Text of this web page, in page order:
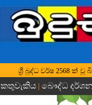
ශ්‍රී බුද්ධ වර්ෂ 2568 ක් වූ
කතුවැකිය| බෞද්ධ